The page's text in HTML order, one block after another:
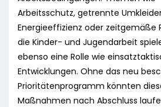
Arbeitsschutz, getrennte
Energieeffizienz oder zeitgemäße
die Kinder- und Jugendarbeit
ebenso eine Rolle wie
Entwicklungen. Ohne das neu
Prioritätenprogramm könnten
Maßnahmen nach Abschluss